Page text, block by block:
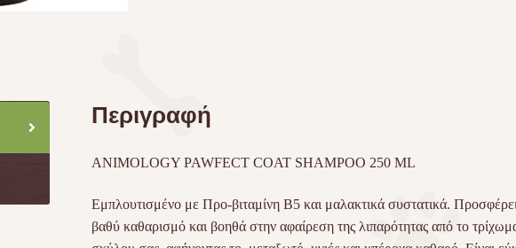
Περιγραφή
ANIMOLOGY PAWFECT COAT SHAMPOO 250 ML
Εμπλουτισμένο με Προ-βιταμίνη Β5 και μαλακτικά συστατικά. Προσφέρει
βαθύ καθαρισμό και βοηθά στην αφαίρεση της λιπαρότητας από το